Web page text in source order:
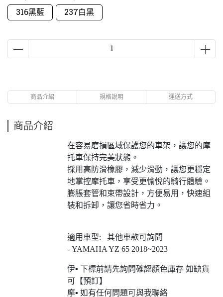
316黑藍
237白黑
商品介紹 規格說明 運送方式
商品介紹
在容易磨損區域保護您的車架，讓您的摩
托車保持完美狀態。
採用高防滑橡膠，減少滑動，讓您更穩定
地掌控摩托車，享受更愉悅的騎行體驗。
膨脹套管和束帶設計，方便易用，快速組
裝和拆卸，讓您省時省力。
適用車型: 其他車款可詢問
- YAMAHA YZ 65 2018~2023
伊▪ 下標前請先詢問確認顏色庫存 如缺貨
可【預訂】
摩▪ 如有任何問題可與我聯絡